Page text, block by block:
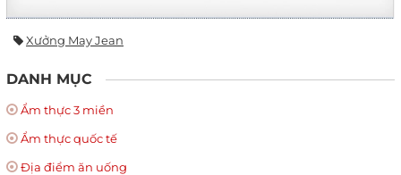
Xưởng May Jean
DANH MỤC
Ẩm thực 3 miền
Ẩm thực quốc tế
Địa điểm ăn uống